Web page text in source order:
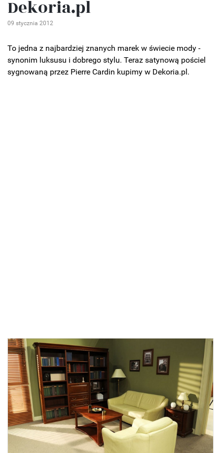
Dekoria.pl
09 stycznia 2012
To jedna z najbardziej znanych marek w świecie mody -
synonim luksusu i dobrego stylu. Teraz satynową pościel
sygnowaną przez Pierre Cardin kupimy w Dekoria.pl.